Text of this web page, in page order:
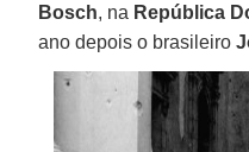
Bosch, na República
ano depois o brasileiro